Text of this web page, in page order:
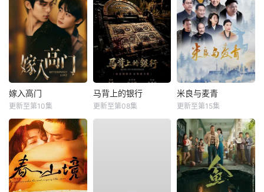
嫁入高门
更新至第10集
马背上的银行
更新至第08集
米良与麦青
更新至第15集